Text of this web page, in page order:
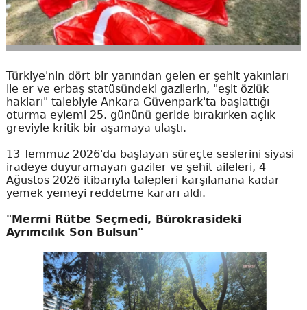
Türkiye'nin dört bir yanından gelen er şehit yakınları
ile er ve erbaş statüsündeki gazilerin, "eşit özlük
hakları" talebiyle Ankara Güvenpark'ta başlattığı
oturma eylemi 25. gününü geride bırakırken açlık
greviyle kritik bir aşamaya ulaştı.
13 Temmuz 2026'da başlayan süreçte seslerini siyasi
iradeye duyuramayan gaziler ve şehit aileleri, 4
Ağustos 2026 itibarıyla talepleri karşılanana kadar
yemek yemeyi reddetme kararı aldı.
"Mermi Rütbe Seçmedi, Bürokrasideki
Ayrımcılık Son Bulsun"